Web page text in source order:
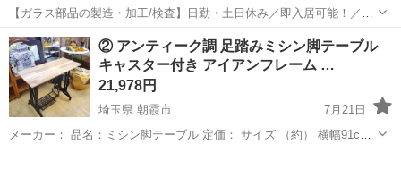
【ガラス部品の製造・加工/検査】日勤・土日休み／即入居可能！／伊
豆でのんびりライフ♪ ガラス部品の製造・加工/検査 【株式会社平山で
の正社員採用（無期雇用派遣）となります】 「2人で同じ職場で働き
たい」 「仕事も休みも一...
静岡 伊東市
② アンティーク調 足踏みミシン脚テーブル
キャスター付き アイアンフレーム …
21,978円
埼玉県 朝霞市
7月21日
メーカー： 品名：ミシン脚テーブル 定価： サイズ （約） 横幅91cm×